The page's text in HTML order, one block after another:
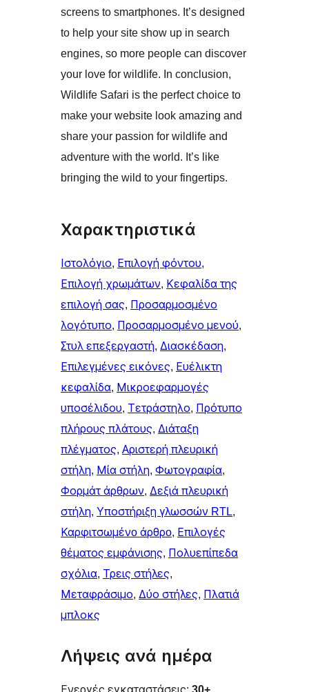
screens to smartphones. It’s designed
to help your site show up in search
engines, so more people can discover
your love for wildlife. In conclusion,
Wildlife Safari is the perfect choice to
make your website look amazing and
share your passion for wildlife and
adventure with the world. It’s like
bringing the wild to your fingertips.
Χαρακτηριστικά
Ιστολόγιο, Επιλογή φόντου
Επιλογή χρωμάτων, Κεφαλίδα της
επιλογή σας, Προσαρμοσμένο
λογότυπο, Προσαρμοσμένο μενού
Στυλ επεξεργαστή, Διασκέδαση
Επιλεγμένες εικόνες, Ευέλικτη
κεφαλίδα, Μικροεφαρμογές
υποσέλιδου, Τετράστηλο, Πρότυπο
πλήρους πλάτους, Διάταξη
πλέγματος, Αριστερή πλευρική
στήλη, Μία στήλη, Φωτογραφία
Φορμάτ άρθρων, Δεξιά πλευρική
στήλη, Υποστήριξη γλωσσών RTL
Καρφιτσωμένo άρθρo, Επιλογές
θέματος εμφάνισης, Πολυεπίπεδα
σχόλια, Τρεις στήλες
Μεταφράσιμο, Δύο στήλες, Πλατιά
μπλοκς
Λήψεις ανά ημέρα
Ενεργές εγκαταστάσεις: 30+